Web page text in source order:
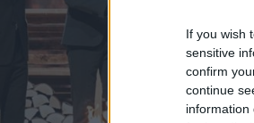
If you wish
sensitive
confirm
continue
information